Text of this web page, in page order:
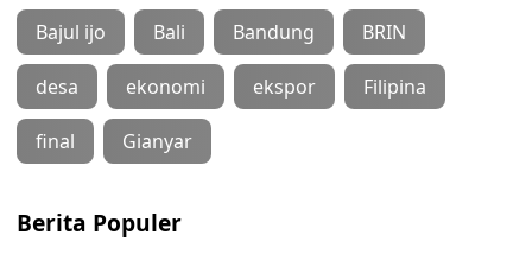
Bajul ijo Bali Bandung BRIN
desa ekonomi ekspor Filipina
final Gianyar
Berita Populer